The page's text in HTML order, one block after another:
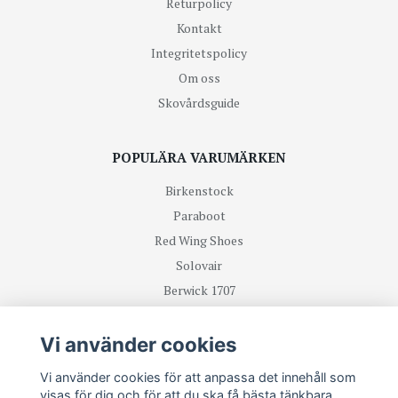
Returpolicy
Kontakt
Integritetspolicy
Om oss
Skovårdsguide
POPULÄRA VARUMÄRKEN
Birkenstock
Paraboot
Red Wing Shoes
Solovair
Berwick 1707
TA DEL UTAV NYHETER OCH ERBJUDANDEN FÖRST
Vi använder cookies
Vi använder cookies för att anpassa det innehåll som
visas för dig och för att du ska få bästa tänkbara